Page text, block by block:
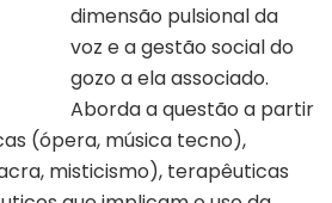
dimensão pulsional da
voz e a gestão social do
gozo a ela associado.
Aborda a questão a partir
(ópera, música tecno),
misticismo), terapêuticas